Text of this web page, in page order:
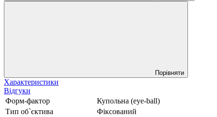
Порівняти
Характеристики
Відгуки
Форм-фактор
Купольна (eye-ball)
Тип об`єктива
Фіксований